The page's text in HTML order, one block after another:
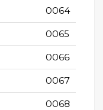
0064
0065
0066
0067
0068